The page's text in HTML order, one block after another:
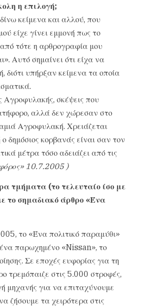
η επιλογή;
κείμενα και αλλού, που
είχε γίνει εμμονή πως το
τότε η αρθρογραφία μου
Αυτό σημαίνει ότι είχα να
υπήρξαν κείμενα τα οποία
Αγροφυλακής, σκέψεις που
αλλά δεν χώρεσαν στο
Αγροφυλακή. Χρειάζεται
δημόσιος κορβανάς είναι σαν τον
μέτρα τόσο αδειάζει από τις
10.7.2005 )
τμήματα (το τελευταίο ίσο με
το σημαδιακό άρθρο «Ένα
το «Ένα πολιτικό παραμύθι»
παρωχημένο «Nissan», το
Σε εποχές ευφορίας για τη
τρεμόπαιζε στις 5.000 στροφές,
μηχανής για να επιταχύνουμε
ζήσουμε τα χειρότερα στις